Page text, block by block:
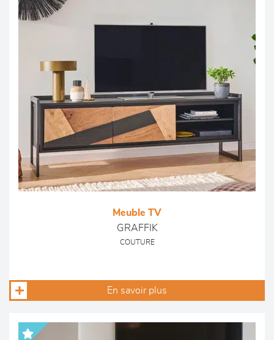
Meuble TV
GRAFFIK
COUTURE
En savoir plus